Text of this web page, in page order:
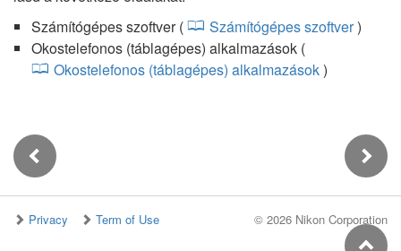
Számítógépes szoftver (
Számítógépes szoftver)
Okostelefonos (táblagépes) alkalmazások (
Okostelefonos (táblagépes) alkalmazások)
Privacy Term of Use © 2026 Nikon Corporation